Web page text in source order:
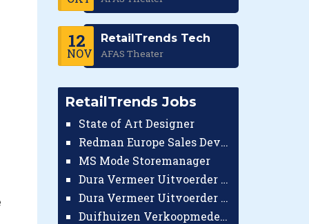
12
NOV
RetailTrends Tech
AFAS Theater
RetailTrends Jobs
State of Art Designer
Redman Europe Sales Developer (Europe)
MS Mode Storemanager
Dura Vermeer Uitvoerder GWW Amsterdam
Dura Vermeer Uitvoerder Civiel Nijmegen
Duifhuizen Verkoopmedewerker Ridderkerk